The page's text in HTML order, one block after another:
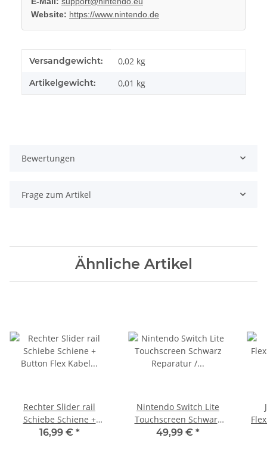
Website: https://www.nintendo.de
Produkteigenschaft
Wert
Versandgewicht: 0,02 kg
Artikelgewicht: 0,01 kg
Bewertungen
Frage zum Artikel
Ähnliche Artikel
Rechter Slider rail
Schiebe Schiene +
Button Flex Kabel für
16,99 € *
Nintendo Switch Lite
Touchscreen Schwarz
Reparatur / Defekt
49,99 € *